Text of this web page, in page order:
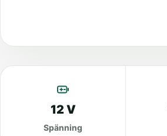
12 V
Spänning